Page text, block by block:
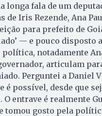
longa fala de um
de Iris Rezende, Ana
para prefeito de
— e pouco disposto
notadamente
articulam
Perguntei a Daniel
é possível, desde que
O entrave é realmente
tomou gosto pela